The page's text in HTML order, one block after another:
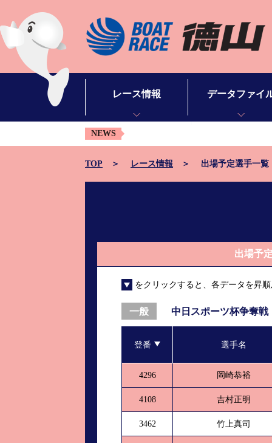
レース情報
シリーズインデックス
出場予定選手一覧
モーター抽選結果・前検タイムランキング
進入コース別選手成績
全国進入コース別選手成績
データファイ
ボートデータ
山口支部選手一覧
山口支部選手優勝
スター候補選手＆
ムービー集
NEWS
TOP レース情報 出場予定選手一覧
出場予
をクリックすると、各データを昇
一般 中日スポーツ杯争奪戦
登番 選手名
4296 岡崎恭裕
4108 吉村正明
3462 竹上真司